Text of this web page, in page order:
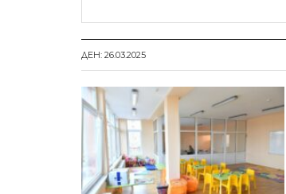
ДЕН: 26.03.2025